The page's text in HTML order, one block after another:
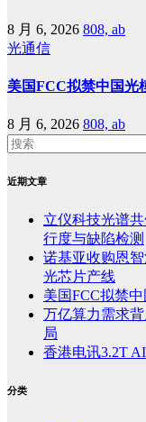
8 月 6, 2026 808, ab
光通信
美国FCC拟禁中国光
8 月 6, 2026 808, ab
近期文章
立仪科技光谱
行度与缺陷检测
诺基亚收购恩
光芯片产线
美国FCC拟禁
万亿算力需求
局
香港电讯3.2T
分类